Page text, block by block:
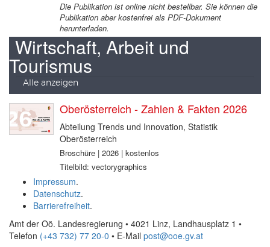
Die Publikation ist online nicht bestellbar. Sie können die
Publikation aber kostenfrei als PDF-Dokument
herunterladen.
Wirtschaft, Arbeit und
Tourismus
Alle anzeigen
Oberösterreich - Zahlen & Fakten 2026
Abteilung Trends und Innovation, Statistik
Oberösterreich
Broschüre | 2026 | kostenlos
Titelbild: vectorygraphics
Impressum.
Datenschutz.
Barrierefreiheit.
Amt der Oö. Landesregierung • 4021 Linz, Landhausplatz 1 •
Telefon (+43 732) 77 20-0 • E-Mail post@ooe.gv.at